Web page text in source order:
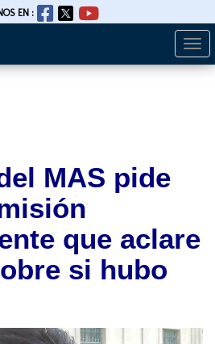
EN :
MAS pide
que aclare
si hubo